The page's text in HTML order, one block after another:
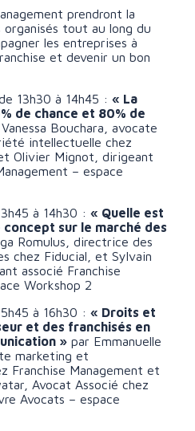
prendront la
organisés tout au long du
les entreprises à
et devenir un bon
13h30 à 14h45 :« La
de chance et 80% de
Bouchara, avocate
intellectuelle chez
Olivier Mignot, dirigeant
– espace
à 14h30 :« Quelle est
sur le marché des
Romulus, directrice des
chez Fiducial, et Sylvain
associé Franchise
Workshop 2
à 16h30 :« Droits et
et des franchisés en
» par Emmanuelle
marketing et
Franchise Management et
Avocat Associé chez
Avocats – espace